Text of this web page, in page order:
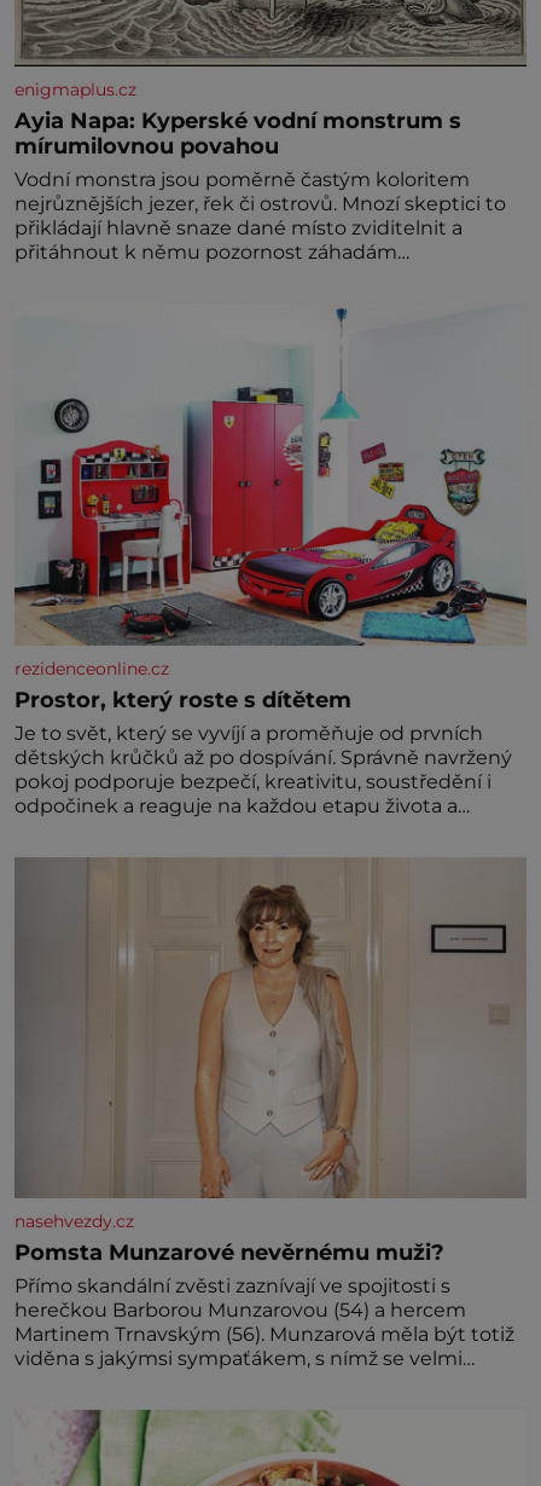
enigmaplus.cz
Ayia Napa: Kyperské vodní monstrum s
mírumilovnou povahou
Vodní monstra jsou poměrně častým koloritem
nejrůznějších jezer, řek či ostrovů. Mnozí skeptici to
přikládají hlavně snaze dané místo zviditelnit a
přitáhnout k němu pozornost záhadám
rezidenceonline.cz
Prostor, který roste s dítětem
Je to svět, který se vyvíjí a proměňuje od prvních
dětských krůčků až po dospívání. Správně navržený
pokoj podporuje bezpečí, kreativitu, soustředění i
odpočinek a reaguje na každou etapu života a
jednoduchost, měkkost a bezpečí, proto by pokoj
nasehvezdy.cz
Pomsta Munzarové nevěrnému muži?
Přímo skandální zvěsti zaznívají ve spojitosti s
herečkou Barborou Munzarovou (54) a hercem
Martinem Trnavským (56). Munzarová měla být totiž
viděna s jakýmsi sympaťákem, s nímž se velmi